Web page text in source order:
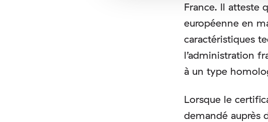
France. Il atteste
européenne en
caractéristiques
l’administration
à un type
Lorsque le
demandé auprès